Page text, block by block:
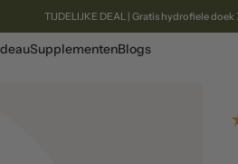
TIJDELIJKE DEAL | Gratis hydrofiele
SupplementenBlogs